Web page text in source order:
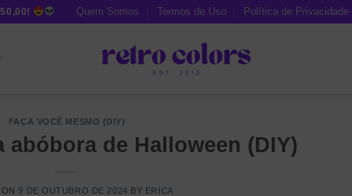
Quem Somos Termos de Uso Política de Privacidade
FAÇA VOCÊ MESMO (DIY)
abóbora de Halloween (DIY)
ON9 DE OUTUBRO DE 2024 BY ERICA